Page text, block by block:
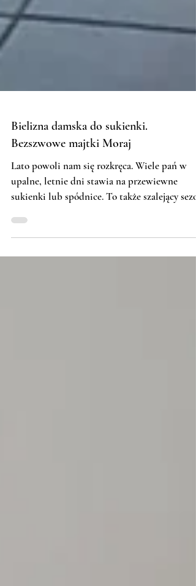
Bielizna damska do sukienki.
Bezszwowe majtki Moraj
Lato powoli nam się rozkręca. Wiele pań w
sukienki lub spódnice. To także szalejący
ślubny,...